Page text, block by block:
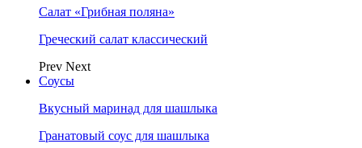
Салат «Грибная поляна»
Греческий салат классический
Prev Next
Соусы
Вкусный маринад для шашлыка
Гранатовый соус для шашлыка